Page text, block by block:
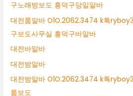
구노래방보도 흥덕구당일알바
대전룸알바 O1O.2062.3474 k톡
구보도사무실 흥덕구바알바
대전바알바
대전밤알바
대전밤알바 O1O.2062.3474 k톡
룸보도